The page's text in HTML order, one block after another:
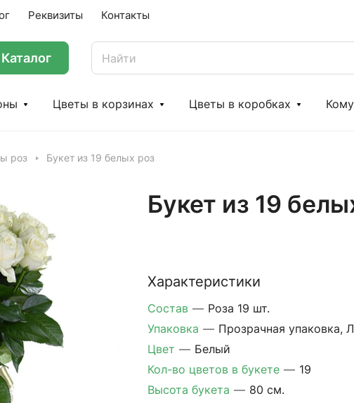
Реквизиты Контакты
Каталог
Цветы в корзинах Цветы в коробках Кому
роз Букет из 19 белых роз
Букет из 19
Характеристики
Состав — Роза 19 шт.
Упаковка — Прозрачная упаковка,
Цвет — Белый
Кол-во цветов в букете — 19
Высота букета — 80 см.